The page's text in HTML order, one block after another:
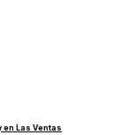
Las Ventas